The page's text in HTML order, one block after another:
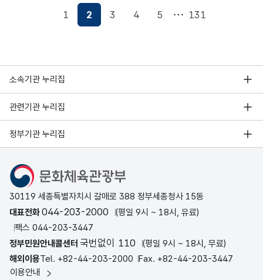
1
현재페이지
2 3 4 5 131
소속기관 누리집
관련기관 누리집
정부기관 누리집
문화체육관광부
30119 세종특별자치시 갈매로 388 정부세종청사 15동
대표전화044-203-2000
(평일 9시 ~ 18시, 유료)
팩스 044-203-3447
정부민원안내콜센터 국번없이 110
(평일 9시 ~ 18시, 무료)
해외이용Tel. +82-44-203-2000 Fax. +82-44-203-3447
이용안내